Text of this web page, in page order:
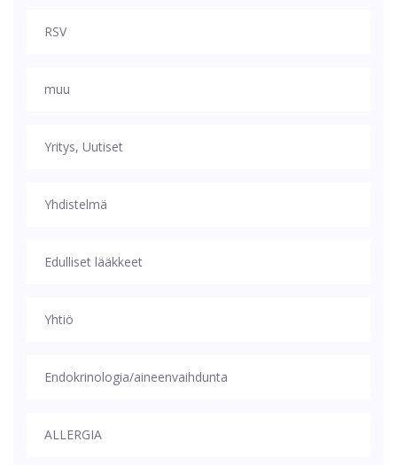
RSV
muu
Yritys, Uutiset
Yhdistelmä
Edulliset lääkkeet
Yhtiö
Endokrinologia/aineenvaihdunta
ALLERGIA